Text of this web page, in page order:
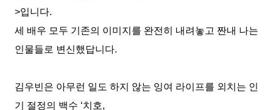
>입니다.
세 배우 모두 기존의 이미지를 완전히 내려놓고 짠내 나는
인물들로 변신했답니다.
김우빈은 아무런 일도 하지 않는 잉여 라이프를 외치는 인
기 절정의 백수 ‘치호,